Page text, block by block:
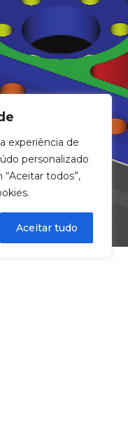
experiência de
personalizado
“Aceitar todos”,
Aceitar tudo